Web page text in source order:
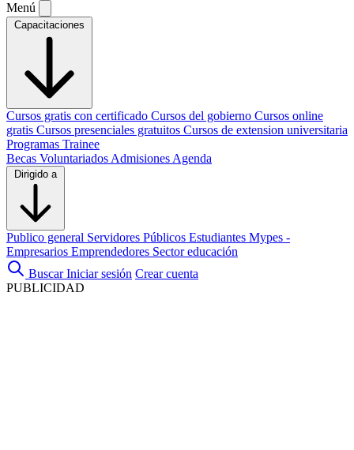
Menú
Capacitaciones
Cursos gratis con certificado Cursos del gobierno Cursos online
gratis Cursos presenciales gratuitos Cursos de extension universitaria
Programas Trainee
Becas Voluntariados Admisiones Agenda
Dirigido a
Publico general Servidores Públicos Estudiantes Mypes -
Empresarios Emprendedores Sector educación
Buscar Iniciar sesión Crear cuenta
PUBLICIDAD